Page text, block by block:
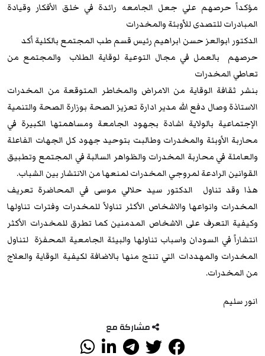
مؤكداً حرصهم علي جعل الجامعه رائدة في خلق الأفكار وقيادة
المبادرات للتصدى للأوبئة والمخدرات
الدكتور ابوالعز حسن ابراهيم رئيس قسم طب المجتمع بالكلية أكد
حرصهم بالعمل في مجال التوعية لوقاية الطلاب والمجتمع من
تعاطي المخدرات
بنشر ثقافة الوقاية من الامراض والمخاطر المتوقعة من المخدرات
الاستاذة وصال دفع الله مدير ادارة تعزيز الصحة بوزارة الصحة والتنمية
الإجتماعية بالولاية اشادة بجهود الجامعة ومساهمتها الكبيرة في
محاربة الأوبئة والمخدرات وطالبت بتوحيد جهود كل الجهات الفاعلة
والعاملة في محاربة المخدرات والظواهر السالبة في المجتمع وتطبيق
القوانين الرادعة لمروجي المخدرات لمنعها من الانتشار بين الشباب.
هذا وقد تناول الدكتور سيد حلالي موسى في المحاضرة تعريف
المخدرات وانواعها والاشخاص الأكثر تناولاً للمخدرات وفترات تناولها
وكيفية التعرف على الاشخاص المدمنين كما تطرق للمخدرات الأكثر
انتشاراً في السودان واسباب تناولها والبيئة الجامعية المحفزة لتناول
المخدرات والمهددات التي تنتج منها بالاضافة لكيفية الوقاية والعلاج
من المخدرات.
انور سليم
مشاركة مع